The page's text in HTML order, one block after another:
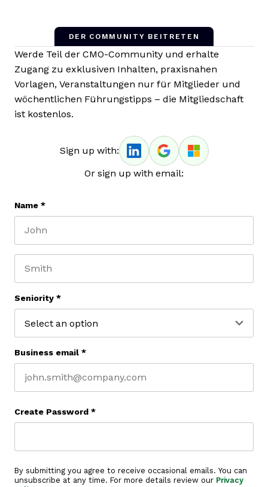
DER COMMUNITY BEITRETEN
Werde Teil der CMO-Community und erhalte
Zugang zu exklusiven Inhalten, praxisnahen
Vorlagen, Veranstaltungen nur für Mitglieder und
wöchentlichen Führungstipps – die Mitgliedschaft
ist kostenlos.
Sign up with:
Or sign up with email:
Name *
Seniority *
Business email *
Create Password *
By submitting you agree to receive occasional emails. You can
unsubscribe at any time. For more details review our Privacy